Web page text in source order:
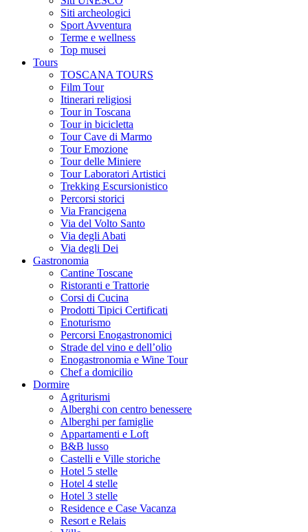
Siti archeologici
Sport Avventura
Terme e wellness
Top musei
Tours
TOSCANA TOURS
Film Tour
Itinerari religiosi
Tour in Toscana
Tour in bicicletta
Tour Cave di Marmo
Tour Emozione
Tour delle Miniere
Tour Laboratori Artistici
Trekking Escursionistico
Percorsi storici
Via Francigena
Via del Volto Santo
Via degli Abati
Via degli Dei
Gastronomia
Cantine Toscane
Ristoranti e Trattorie
Corsi di Cucina
Prodotti Tipici Certificati
Enoturismo
Percorsi Enogastronomici
Strade del vino e dell’olio
Enogastronomia e Wine Tour
Chef a domicilio
Dormire
Agriturismi
Alberghi con centro benessere
Alberghi per famiglie
Appartamenti e Loft
B&B lusso
Castelli e Ville storiche
Hotel 5 stelle
Hotel 4 stelle
Hotel 3 stelle
Residence e Case Vacanza
Resort e Relais